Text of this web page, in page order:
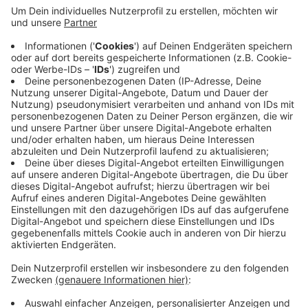
Sozialdezernent Stefan Kühn. Das sei ein
zu reduzieren. Die Stadt schließt aus, so ein
Modell einzuführen, ohne das das bundesweit gilt.
Eine Insellösung nur in einer Stadt würde auch nur
wenig bringen, meint Kühn. Die Stadt ist aber
darauf vorbereitet, falls ein landes- oder
bundesweites Ausgehverbot kommen sollte.
Veröffentlicht:Mittwoch, 18.03.2020 14:51
Anzeige
Anzeige